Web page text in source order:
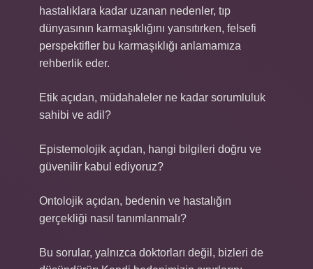
hastalıklara kadar uzanan nedenler, tıp
dünyasının karmaşıklığını yansıtırken, felsefi
perspektifler bu karmaşıklığı anlamamıza
rehberlik eder.
Etik açıdan, müdahaleler ne kadar sorumluluk
sahibi ve adil?
Epistemolojik açıdan, hangi bilgileri doğru ve
güvenilir kabul ediyoruz?
Ontolojik açıdan, bedenin ve hastalığın
gerçekliği nasıl tanımlanmalı?
Bu sorular, yalnızca doktorları değil, bizleri de